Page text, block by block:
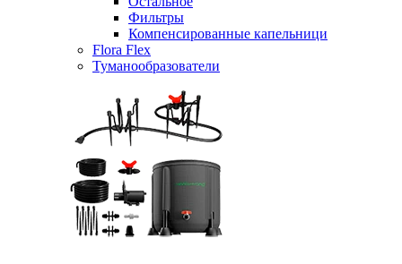
Фильтры
Компенсированные капельници
Flora Flex
Туманообразователи